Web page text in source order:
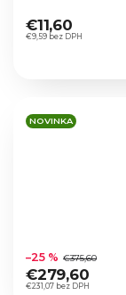
hodnotenie
produktu
hviezdičiek.
€9,59 bez DPH
€11,60
NOVINKA
hodnotenie
produktu
je
€231,07 bez DPH
–25 % €375,60
€279,60